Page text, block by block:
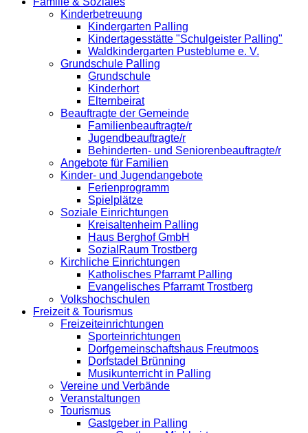
Kinderbetreuung
Kindergarten Palling
Kindertagesstätte "Schulgeister Palling"
Waldkindergarten Pusteblume e. V.
Grundschule Palling
Grundschule
Kinderhort
Elternbeirat
Beauftragte der Gemeinde
Familienbeauftragte/r
Jugendbeauftragte/r
Behinderten- und Seniorenbeauftragte/r
Angebote für Familien
Kinder- und Jugendangebote
Ferienprogramm
Spielplätze
Soziale Einrichtungen
Kreisaltenheim Palling
Haus Berghof GmbH
SozialRaum Trostberg
Kirchliche Einrichtungen
Katholisches Pfarramt Palling
Evangelisches Pfarramt Trostberg
Volkshochschulen
Freizeit & Tourismus
Freizeiteinrichtungen
Sporteinrichtungen
Dorfgemeinschaftshaus Freutmoos
Dorfstadel Brünning
Musikunterricht in Palling
Vereine und Verbände
Veranstaltungen
Tourismus
Gastgeber in Palling